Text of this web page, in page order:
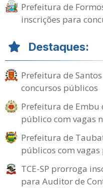
Prefeitura de
inscrições para
Destaques:
Prefeitura de
concursos públicos
Prefeitura de Embu
público com vagas
Prefeitura de
públicos com
TCE-SP prorroga
para Auditor de